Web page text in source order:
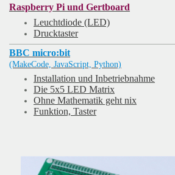
Raspberry Pi und Gertboard
Leuchtdiode (LED)
Drucktaster
BBC micro:bit
(MakeCode, JavaScript, Python)
Installation und Inbetriebnahme
Die 5x5 LED Matrix
Ohne Mathematik geht nix
Funktion, Taster